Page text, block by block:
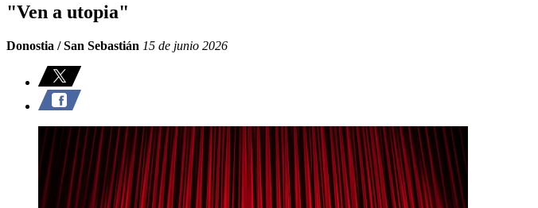
"Ven a utopia"
Donostia / San Sebastián 15 de junio 2026